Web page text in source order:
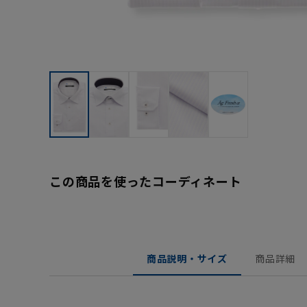
この商品を使ったコーディネート
商品説明・サイズ 商品詳細